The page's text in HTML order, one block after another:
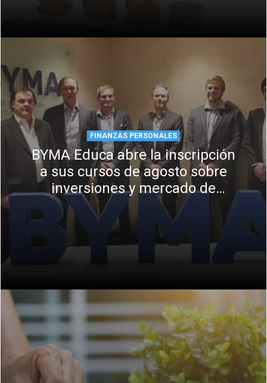
FINANZAS PERSONALES
BYMA Educa abre la inscripción
a sus cursos de agosto sobre
inversiones y mercado de
capitales